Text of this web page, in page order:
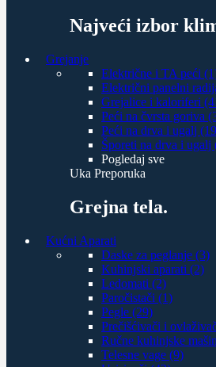
Najveći izbor
Grejanje
Električne i TA peći
Električni panelni
Grejalice i kaloriferi
Peći na čvrsta goriva
Peći na drva i ugalj
Šporeti na drva i ugalj
Pogledaj sve
Uka Preporuka
Grejna tela.
Kućni Aparati
Daske za peglanje (3)
Kuhinjski aparati (2)
Ledomati (2)
Paročistači (1)
Pegle (29)
Prečišćivači i
Ručne kuhinjske
Telesne vage (9)